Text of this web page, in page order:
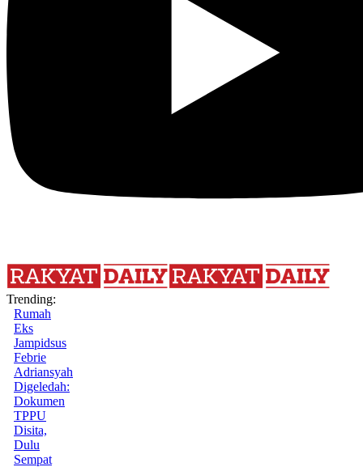
Trending:
Rumah
Eks
Jampidsus
Febrie
Adriansyah
Digeledah:
Dokumen
TPPU
Disita,
Dulu
Sempat